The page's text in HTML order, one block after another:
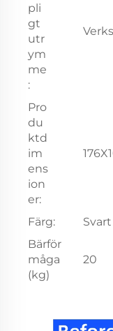
pli
gt
utr
ym
me
:
Pro
du
ktd
im
ens
ion
er:
Färg:
Svart
Bärför
måga
(kg)
20